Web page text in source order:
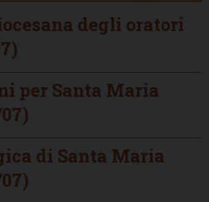
degli oratori
per Santa Maria
di Santa Maria